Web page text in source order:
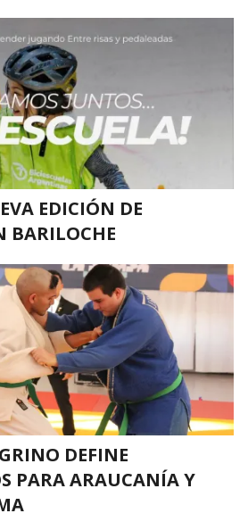
EDICIÓN DE
BARILOCHE
DEFINE
PARA ARAUCANÍA Y